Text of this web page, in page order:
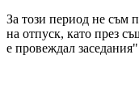
За този период не съм
на отпуск, като през
е провеждал